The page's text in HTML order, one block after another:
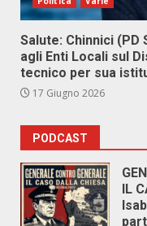
Salute: Chinnici (PD
agli Enti Locali sul
tecnico per sua
17 Giugno 2026
PODCAST
IL